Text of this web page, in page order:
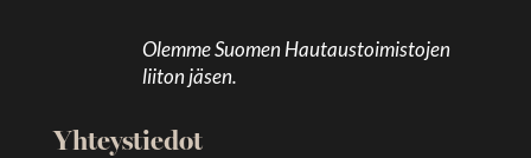
Olemme Suomen Hautaustoimistojen
liiton jäsen.
Yhteystiedot